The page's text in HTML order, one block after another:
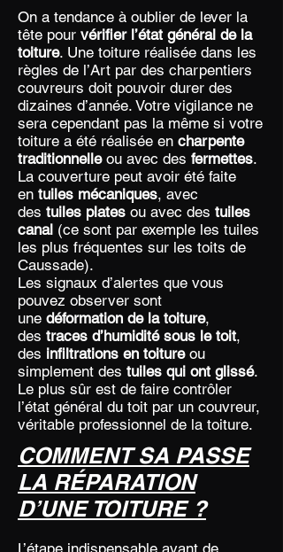
On a tendance à oublier de lever la
tête pour vérifier l’état général de la
toiture. Une toiture réalisée dans les
règles de l’Art par des charpentiers
couvreurs doit pouvoir durer des
dizaines d’année. Votre vigilance ne
sera cependant pas la même si votre
toiture a été réalisée en charpente
traditionnelleou avec des fermettes.
La couverture peut avoir été faite
en tuiles mécaniques, avec
des tuiles plates ou avec des tuiles
canal (ce sont par exemple les tuiles
les plus fréquentes sur les toits de
Caussade).
Les signaux d’alertes que vous
pouvez observer sont
une déformation de la toiture,
des traces d’humidité sous le toit,
des infiltrations en toitureou
simplement des tuiles qui ont glissé.
Le plus sûr est de faire contrôler
l’état général du toit par un couvreur,
véritable professionnel de la toiture.
COMMENT SA PASSE
LA RÉPARATION
D’UNE TOITURE ?
L’étape indispensable avant de